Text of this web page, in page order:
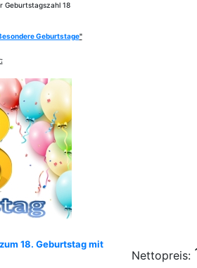
Geburtstagszahl 18
Geburtstage"
18. Geburtstag mit
Nettopreis: